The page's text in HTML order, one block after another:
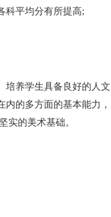
科平均分有所提高;
培养学生具备良好的人文
的多方面的基本能力，
实的美术基础。